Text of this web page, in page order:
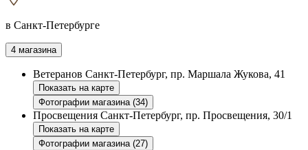
в Санкт-Петербурге
4 магазина
Ветеранов Санкт-Петербург, пр. Маршала Жукова, 41
Показать на карте
Фотографии магазина (34)
Просвещения Санкт-Петербург, пр. Просвещения, 30/1
Показать на карте
Фотографии магазина (27)